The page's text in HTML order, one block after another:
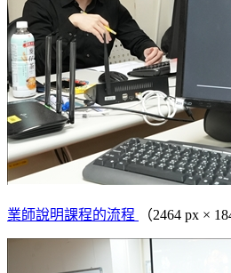
業師說明課程的流程 （2464 px ×